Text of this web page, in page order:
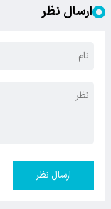
ارسال نظر
ارسال نظر